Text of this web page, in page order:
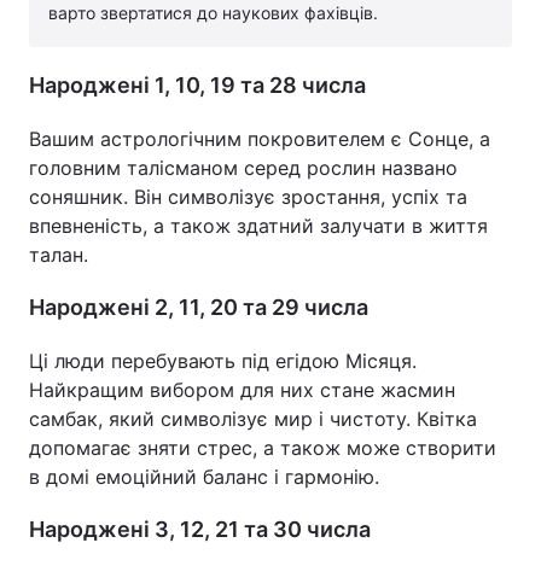
варто звертатися до наукових фахівців.
Народжені 1, 10, 19 та 28 числа
Вашим астрологічним покровителем є Сонце, а
головним талісманом серед рослин названо
соняшник. Він символізує зростання, успіх та
впевненість, а також здатний залучати в життя
талан.
Народжені 2, 11, 20 та 29 числа
Ці люди перебувають під егідою Місяця.
Найкращим вибором для них стане жасмин
самбак, який символізує мир і чистоту. Квітка
допомагає зняти стрес, а також може створити
в домі емоційний баланс і гармонію.
Народжені 3, 12, 21 та 30 числа